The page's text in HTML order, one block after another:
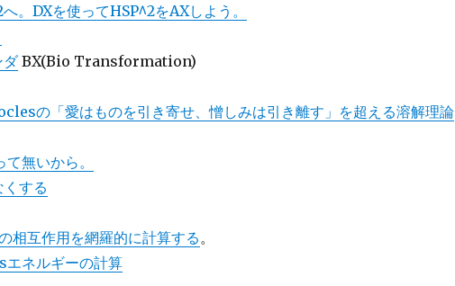
。DXを使ってHSP^2をAXしよう。
ダBX(Bio Transformation)
の「愛はものを引き寄せ、憎しみは引き離す」を超える溶解理論
無いから。
する
相互作用を網羅的に計算する。
エネルギーの計算